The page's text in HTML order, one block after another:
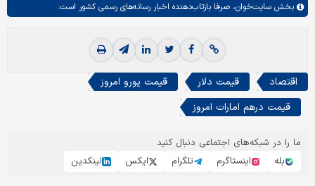
بخش سایت‌خوان، صرفا بازتاب‌دهنده اخبار رسانه‌های رسمی کشور است.
اقتصاد قیمت دلار
قیمت یورو امروز
قیمت درهم امارات امروز
ما را در شبکه‌های اجتماعی دنبال کنید
بله
اینستاگرم تلگرام ایکس لینکدین